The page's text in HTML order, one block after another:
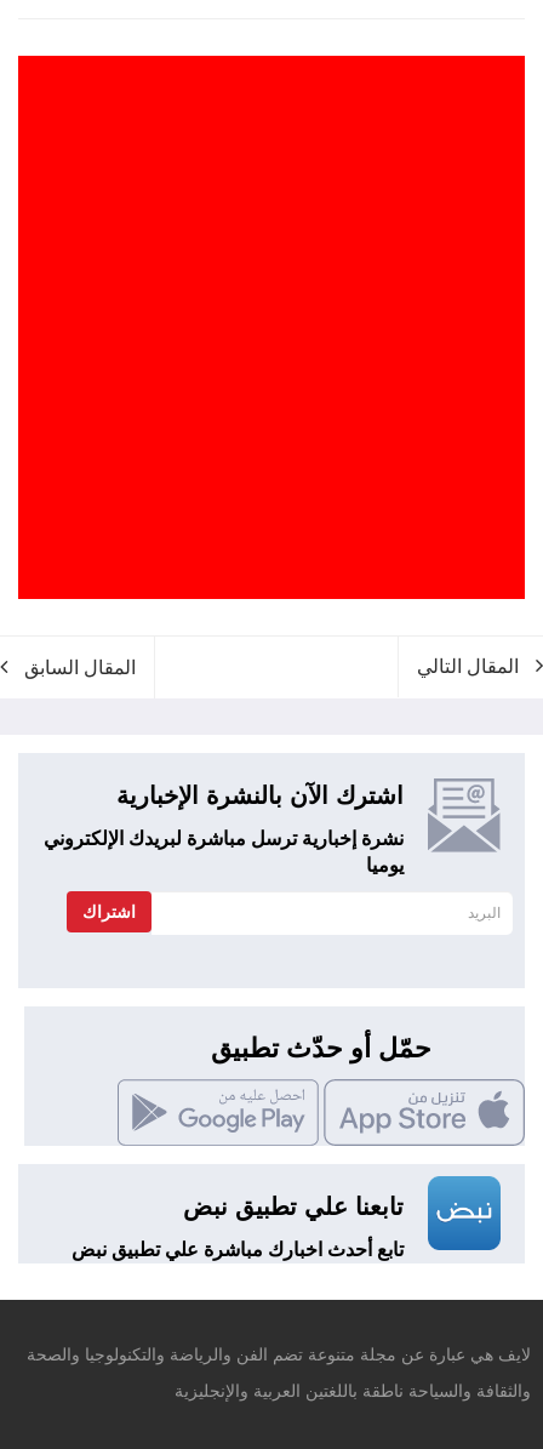
المقال التالي المقال السابق
اشترك الآن بالنشرة الإخبارية
نشرة إخبارية ترسل مباشرة لبريدك الإلكتروني
يوميا
اشتراك
حمّل أو حدّث تطبيق
تابعنا علي تطبيق نبض
تابع أحدث اخبارك مباشرة علي تطبيق نبض
لايف هي عبارة عن مجلة متنوعة تضم الفن والرياضة والتكنولوجيا والصحة
والثقافة والسياحة ناطقة باللغتين العربية والإنجليزية